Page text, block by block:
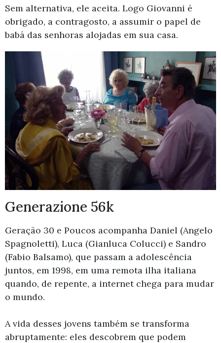
Sem alternativa, ele aceita. Logo Giovanni é
obrigado, a contragosto, a assumir o papel de
babá das senhoras alojadas em sua casa.
Generazione 56k
Geração 30 e Poucos acompanha Daniel (Angelo
Spagnoletti), Luca (Gianluca Colucci) e Sandro
(Fabio Balsamo), que passam a adolescência
juntos, em 1998, em uma remota ilha italiana
quando, de repente, a internet chega para mudar
o mundo.
A vida desses jovens também se transforma
abruptamente: eles descobrem que podem